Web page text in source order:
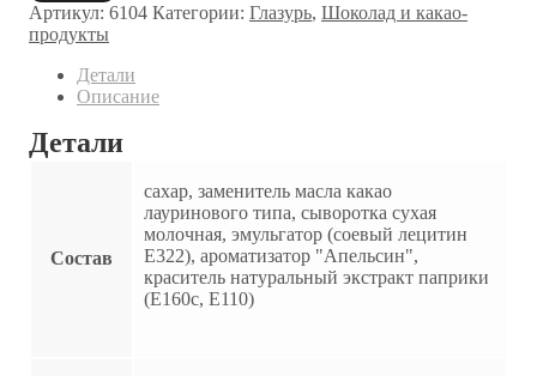
Артикул: 6104 Категории: Глазурь, Шоколад и какао-
продукты
Детали
Описание
Детали
Состав
сахар, заменитель масла какао
лауринового типа, сыворотка сухая
молочная, эмульгатор (соевый лецитин
Е322), ароматизатор "Апельсин",
краситель натуральный экстракт паприки
(Е160с, Е110)